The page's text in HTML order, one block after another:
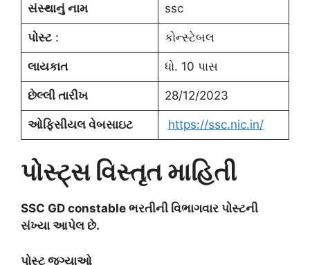
સંસ્થાનું નામ ssc
પોસ્ટ: કોન્સ્ટેબલ
લાયકાત ધો. 10 પાસ
છેલ્લી તારીખ 28/12/2023
ઓફિસીયલ વેબસાઇટ https://ssc.nic.in/
પોસ્ટ્સ વિસ્તૃત માહિતી
SSC GD constable ભરતીની વિભાગવાર પોસ્ટની
સંખ્યા આપેલ છે.
પોસ્ટ જગ્યાઓ